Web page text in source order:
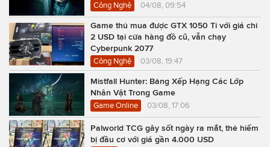
Công Nghệ 04/08, 09:54
Game thủ mua được GTX 1050 Ti với giá chỉ
2 USD tại cửa hàng đồ cũ, vẫn chạy
Cyberpunk 2077
Công Nghệ 03/08, 19:47
Mistfall Hunter: Bảng Xếp Hạng Các Lớp
Nhân Vật Trong Game
Game Online 03/08, 17:06
Palworld TCG gây sốt ngày ra mắt, thẻ hiếm
bị đầu cơ với giá gần 4.000 USD